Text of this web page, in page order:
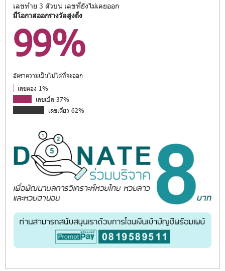
เลขท้าย 3 ตัวบน เลขที่ยังไม่เคยออก
มีโอกาสออกรางวัลสูงถึง
99%
อัตราความเป็นไปได้ที่จะออก
เลขตอง 1%
เลขเบิ้ล 37%
เลขเดี่ยว 62%